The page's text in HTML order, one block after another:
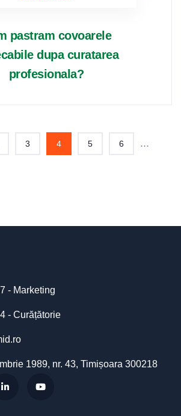
pastram covoarele
dupa curatarea
profesionala?
3 4 5 6 ...
- Marketing
- Curățătorie
1989, nr. 43, Timișoara 300218